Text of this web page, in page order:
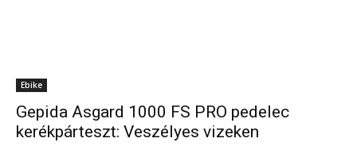
Ebike
Gepida Asgard 1000 FS PRO pedelec
kerékpárteszt: Veszélyes vizeken